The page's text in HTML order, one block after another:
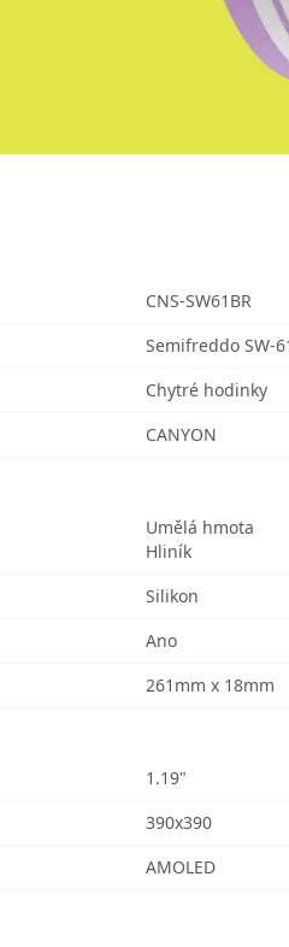
CNS-SW61BR
Semifreddo SW-
Chytré hodinky
CANYON
Umělá hmota
Hliník
Silikon
Ano
261mm x 18mm
1.19"
390x390
AMOLED